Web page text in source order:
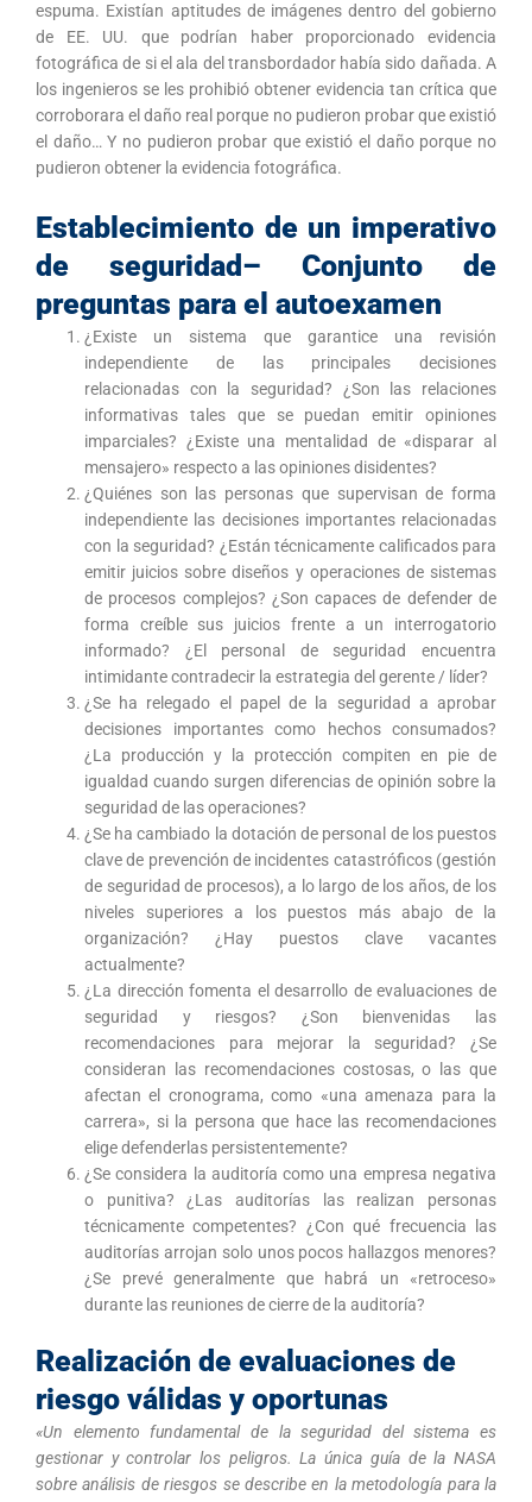
espuma. Existían aptitudes de imágenes dentro del gobierno
de EE. UU. que podrían haber proporcionado evidencia
fotográfica de si el ala del transbordador había sido dañada. A
los ingenieros se les prohibió obtener evidencia tan crítica que
corroborara el daño real porque no pudieron probar que existió
el daño… Y no pudieron probar que existió el daño porque no
pudieron obtener la evidencia fotográfica.
Establecimiento de un imperativo
de seguridad– Conjunto de
preguntas para el autoexamen
¿Existe un sistema que garantice una revisión
independiente de las principales decisiones
relacionadas con la seguridad? ¿Son las relaciones
informativas tales que se puedan emitir opiniones
imparciales? ¿Existe una mentalidad de «disparar al
mensajero» respecto a las opiniones disidentes?
¿Quiénes son las personas que supervisan de forma
independiente las decisiones importantes relacionadas
con la seguridad? ¿Están técnicamente calificados para
emitir juicios sobre diseños y operaciones de sistemas
de procesos complejos? ¿Son capaces de defender de
forma creíble sus juicios frente a un interrogatorio
informado? ¿El personal de seguridad encuentra
intimidante contradecir la estrategia del gerente / líder?
¿Se ha relegado el papel de la seguridad a aprobar
decisiones importantes como hechos consumados?
¿La producción y la protección compiten en pie de
igualdad cuando surgen diferencias de opinión sobre la
seguridad de las operaciones?
¿Se ha cambiado la dotación de personal de los puestos
clave de prevención de incidentes catastróficos (gestión
de seguridad de procesos), a lo largo de los años, de los
niveles superiores a los puestos más abajo de la
organización? ¿Hay puestos clave vacantes
actualmente?
¿La dirección fomenta el desarrollo de evaluaciones de
seguridad y riesgos? ¿Son bienvenidas las
recomendaciones para mejorar la seguridad? ¿Se
consideran las recomendaciones costosas, o las que
afectan el cronograma, como «una amenaza para la
carrera», si la persona que hace las recomendaciones
elige defenderlas persistentemente?
¿Se considera la auditoría como una empresa negativa
o punitiva? ¿Las auditorías las realizan personas
técnicamente competentes? ¿Con qué frecuencia las
auditorías arrojan solo unos pocos hallazgos menores?
¿Se prevé generalmente que habrá un «retroceso»
durante las reuniones de cierre de la auditoría?
Realización de evaluaciones de
riesgo válidas y oportunas
«Un elemento fundamental de la seguridad del sistema es
gestionar y controlar los peligros. La única guía de la NASA
sobre análisis de riesgos se describe en la metodología para la